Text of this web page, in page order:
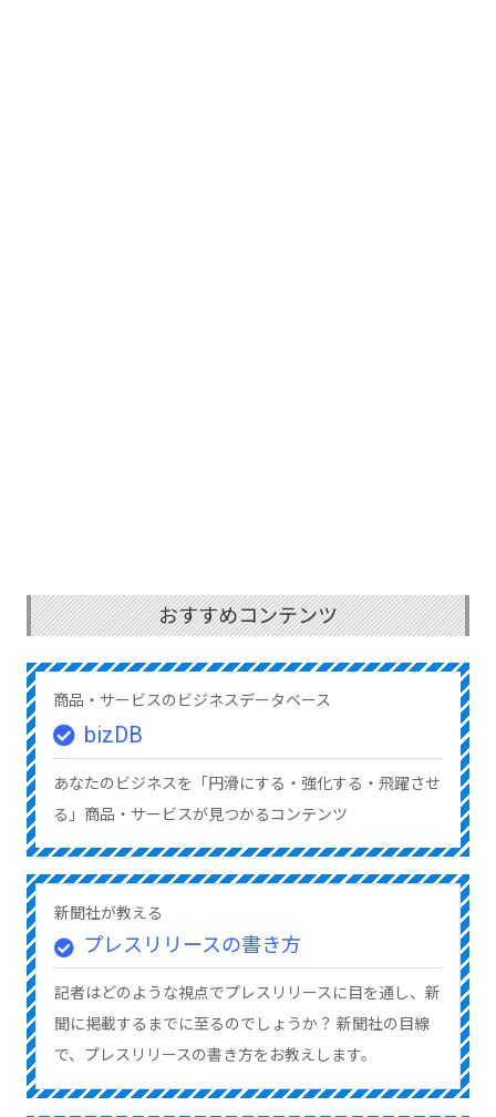
おすすめコンテンツ
商品・サービスのビジネスデータベース
bizDB
あなたのビジネスを「円滑にする・強化する・飛躍させ
る」商品・サービスが見つかるコンテンツ
新聞社が教える
プレスリリースの書き方
記者はどのような視点でプレスリリースに目を通し、新
聞に掲載するまでに至るのでしょうか？ 新聞社の目線
で、プレスリリースの書き方をお教えします。